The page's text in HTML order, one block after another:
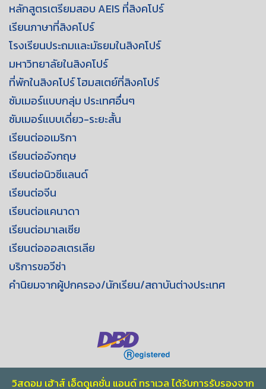
หลักสูตรเตรียมสอบ AEIS ที่สิงคโปร์
เรียนภาษาที่สิงคโปร์
โรงเรียนประถมเเละมัธยมในสิงคโปร์
มหาวิทยาลัยในสิงคโปร์
ที่พักในสิงคโปร์ โฮมสเตย์ที่สิงคโปร์
ซัมเมอร์เเบบกลุ่ม ประเทศอื่นๆ
ซัมเมอร์เเบบเดี่ยว-ระยะสั้น
เรียนต่ออเมริกา
เรียนต่ออังกฤษ
เรียนต่อนิวซีเเลนด์
เรียนต่อจีน
เรียนต่อแคนาดา
เรียนต่อมาเลเซีย
เรียนต่อออสเตรเลีย
บริการขอวีซ่า
คำนิยมจากผู้ปกครอง/นักเรียน/สถาบันต่างประเทศ
วิสดอม เฮ้าส์ เอ็ดดูเคชั่น แอนด์ ทราเวล ได้รับการรับรองจาก